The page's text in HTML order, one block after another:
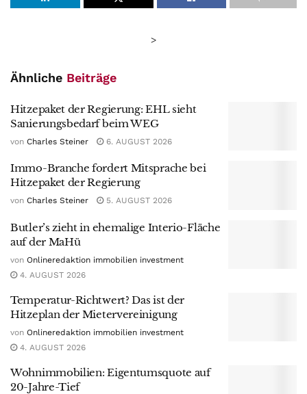
>
Ähnliche Beiträge
Hitzepaket der Regierung: EHL sieht
Sanierungsbedarf beim WEG
von Charles Steiner 6. AUGUST 2026
Immo-Branche fordert Mitsprache bei
Hitzepaket der Regierung
von Charles Steiner 5. AUGUST 2026
Butler’s zieht in ehemalige Interio-Fläche
auf der MaHü
von Onlineredaktion immobilien investment
4. AUGUST 2026
Temperatur-Richtwert? Das ist der
Hitzeplan der Mietervereinigung
von Onlineredaktion immobilien investment
4. AUGUST 2026
Wohnimmobilien: Eigentumsquote auf
20-Jahre-Tief